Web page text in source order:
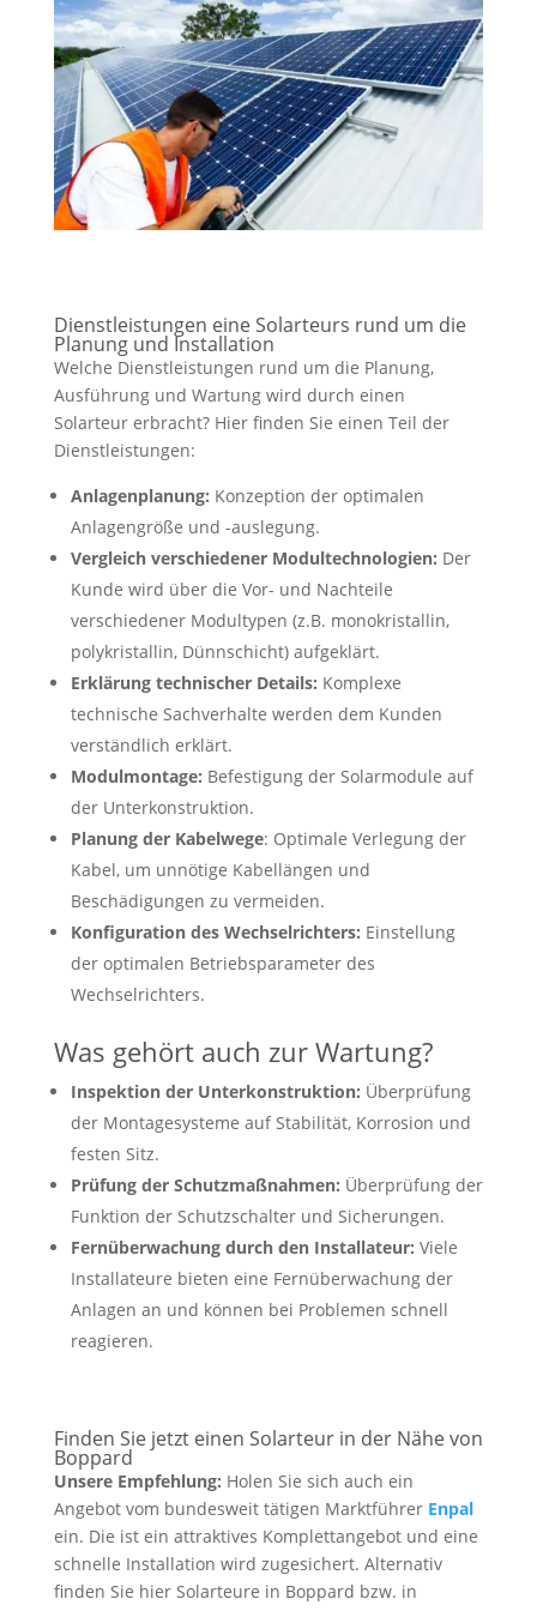
Dienstleistungen eine Solarteurs rund um die
Planung und Installation
Welche Dienstleistungen rund um die Planung,
Ausführung und Wartung wird durch einen
Solarteur erbracht? Hier finden Sie einen Teil der
Dienstleistungen:
Anlagenplanung: Konzeption der optimalen
Anlagengröße und -auslegung.
Vergleich verschiedener Modultechnologien: Der
Kunde wird über die Vor- und Nachteile
verschiedener Modultypen (z.B. monokristallin,
polykristallin, Dünnschicht) aufgeklärt.
Erklärung technischer Details: Komplexe
technische Sachverhalte werden dem Kunden
verständlich erklärt.
Modulmontage: Befestigung der Solarmodule auf
der Unterkonstruktion.
Planung der Kabelwege: Optimale Verlegung der
Kabel, um unnötige Kabellängen und
Beschädigungen zu vermeiden.
Konfiguration des Wechselrichters: Einstellung
der optimalen Betriebsparameter des
Wechselrichters.
Was gehört auch zur Wartung?
Inspektion der Unterkonstruktion: Überprüfung
der Montagesysteme auf Stabilität, Korrosion und
festen Sitz.
Prüfung der Schutzmaßnahmen: Überprüfung der
Funktion der Schutzschalter und Sicherungen.
Fernüberwachung durch den Installateur: Viele
Installateure bieten eine Fernüberwachung der
Anlagen an und können bei Problemen schnell
reagieren.
Finden Sie jetzt einen Solarteur in der Nähe von
Boppard
Unsere Empfehlung: Holen Sie sich auch ein
Angebot vom bundesweit tätigen Marktführer Enpal
ein. Die ist ein attraktives Komplettangebot und eine
schnelle Installation wird zugesichert. Alternativ
finden Sie hier Solarteure in Boppard bzw. in